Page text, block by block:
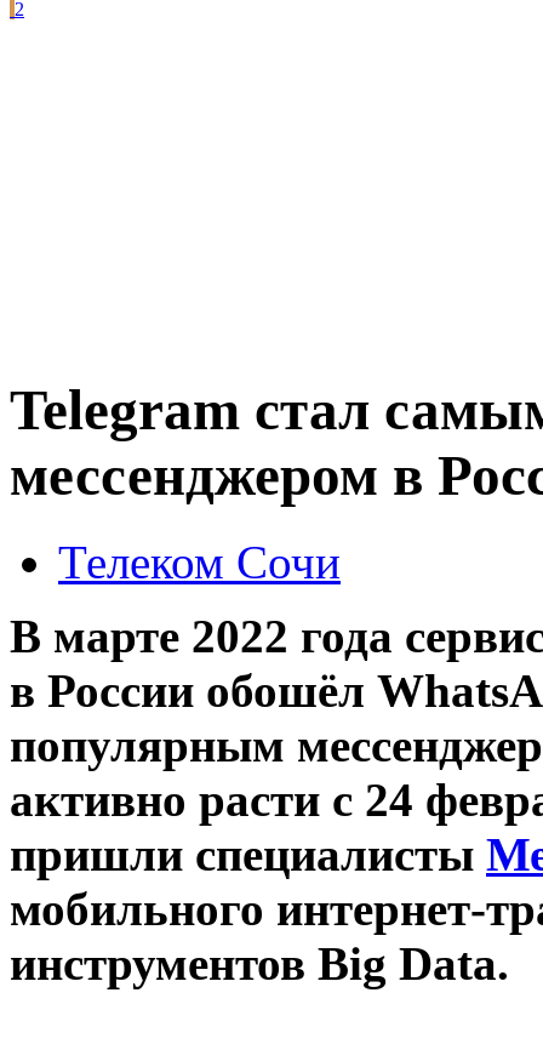
2
Telegram стал
мессенджером в
Телеком Сочи
В марте 2022 года
в России обошёл
популярным
активно расти с 24
пришли специалисты
мобильного интернет-
инструментов Big Data.